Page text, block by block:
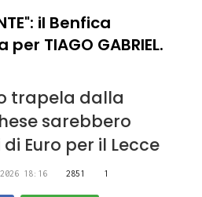
il Benfica
TIAGO GABRIEL.
trapela dalla
sarebbero
Euro per il Lecce
18:16 2851 1